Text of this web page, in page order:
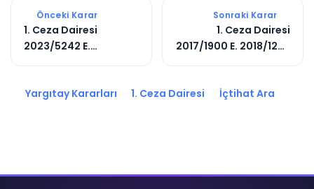
Önceki Karar
1. Ceza Dairesi
2023/5242 E.
Sonraki Karar
1. Ceza Dairesi
2017/1900 E. 2018/1292
Yargıtay Kararları 1. Ceza Dairesi İçtihat Ara